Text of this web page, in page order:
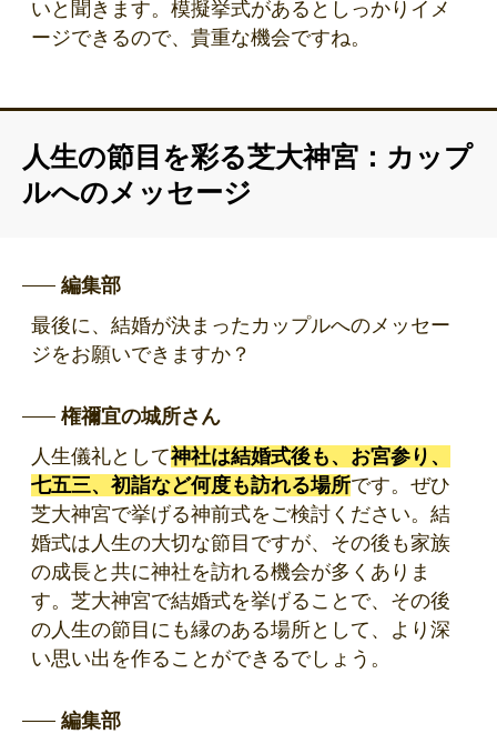
いと聞きます。模擬挙式があるとしっかりイメ
ージできるので、貴重な機会ですね。
人生の節目を彩る芝大神宮：カップ
ルへのメッセージ
編集部
最後に、結婚が決まったカップルへのメッセー
ジをお願いできますか？
権禰宜の城所さん
人生儀礼として神社は結婚式後も、お宮参り、
七五三、初詣など何度も訪れる場所です。ぜひ
芝大神宮で挙げる神前式をご検討ください。結
婚式は人生の大切な節目ですが、その後も家族
の成長と共に神社を訪れる機会が多くありま
す。芝大神宮で結婚式を挙げることで、その後
の人生の節目にも縁のある場所として、より深
い思い出を作ることができるでしょう。
編集部